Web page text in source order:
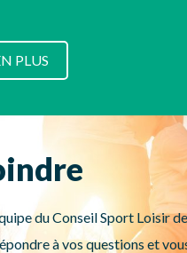
PLUS
du Conseil Sport Loisir
à vos questions et